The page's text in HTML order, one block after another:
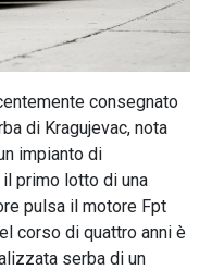
consegnato
di Kragujevac, nota
impianto di
primo lotto di una
pulsa il motore Fpt
corso di quattro anni è
serba di un